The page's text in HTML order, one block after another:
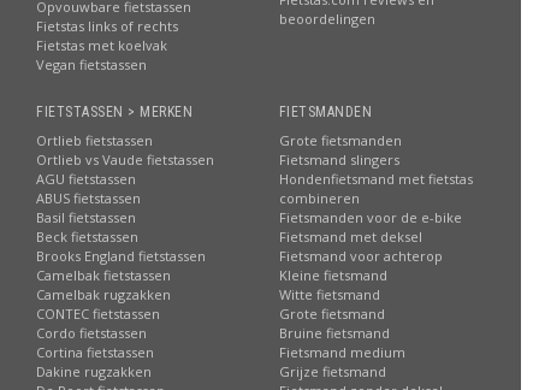
Opvouwbare fietstassen
Fietstas links of rechts
Fietstas met koelvak
Vegan fietstassen
beoordelingen
FIETSTASSEN > MERKEN
Ortlieb fietstassen
Ortlieb vs Vaude fietstassen
AGU fietstassen
ABUS fietstassen
Basil fietstassen
Beck fietstassen
Brooks England fietstassen
Camelbak fietstassen
Camelbak rugzakken
CONTEC fietstassen
Cordo fietstassen
Cortina fietstassen
Dakine rugzakken
FIETSMANDEN
Grote fietsmanden
Fietsmand slingers
Hondenfietsmand met fietstas
combineren
Fietsmanden voor de e-bike
Fietsmand met deksel
Fietsmand voor achterop
Kleine fietsmand
Witte fietsmand
Grote fietsmand
Bruine fietsmand
Fietsmand medium
Grijze fietsmand